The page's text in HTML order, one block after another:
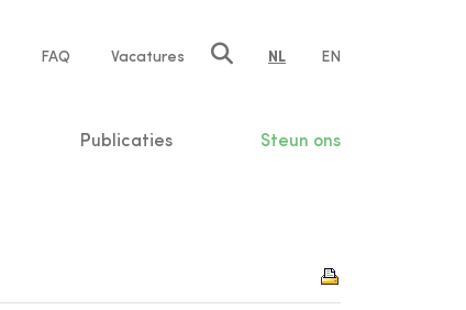
FAQ Vacatures NL EN
Publicaties Steun ons